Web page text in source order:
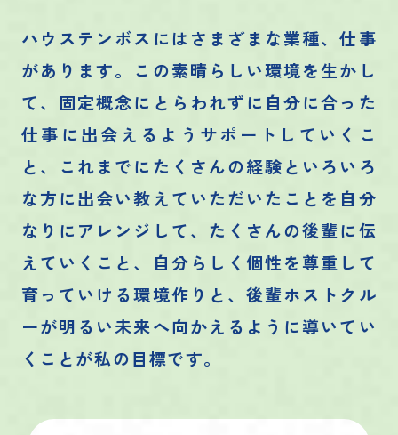
ハウステンボスにはさまざまな業種、仕事
があります。この素晴らしい環境を生かし
て、固定概念にとらわれずに自分に合った
仕事に出会えるようサポートしていくこ
と、これまでにたくさんの経験といろいろ
な方に出会い教えていただいたことを自分
なりにアレンジして、たくさんの後輩に伝
えていくこと、自分らしく個性を尊重して
育っていける環境作りと、後輩ホストクル
ーが明るい未来へ向かえるように導いてい
くことが私の目標です。